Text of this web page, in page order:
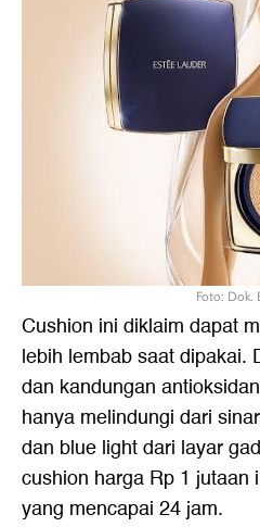
Foto: Dok.
Cushion ini diklaim dapat
lebih lembab saat dipakai.
dan kandungan
hanya melindungi dari
dan blue light dari layar
cushion harga Rp 1 jutaan
yang mencapai 24 jam.